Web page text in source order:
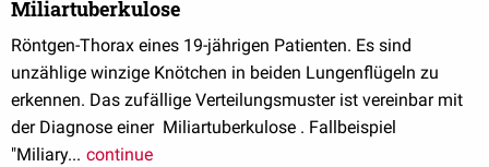
Miliartuberkulose
Röntgen-Thorax eines 19-jährigen Patienten. Es sind
unzählige winzige Knötchen in beiden Lungenflügeln zu
erkennen. Das zufällige Verteilungsmuster ist vereinbar mit
der Diagnose einer Miliartuberkulose . Fallbeispiel
"Miliary... continue